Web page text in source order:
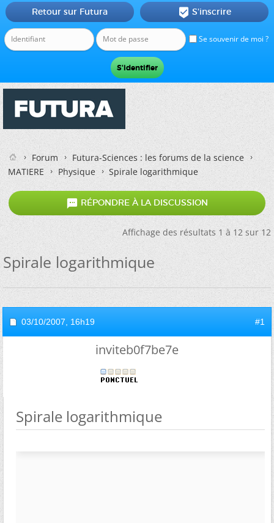
Se souvenir de moi ?
Retour sur Futura  S'inscrire
Forum
Futura-Sciences : les forums de la science
MATIERE
Physique Spirale logarithmique
 RÉPONDRE À LA DISCUSSION
Affichage des résultats 1 à 12 sur 12
Spirale logarithmique
03/10/2007, 16h19 #1
inviteb0f7be7e
Spirale logarithmique